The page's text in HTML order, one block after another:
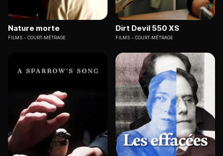
Nature morte
FILMS COURT-MÉTRAGE
Dirt Devil 550 XS
FILMS COURT-MÉTRAGE